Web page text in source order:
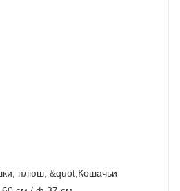
плюш, &quot;Кошачьи